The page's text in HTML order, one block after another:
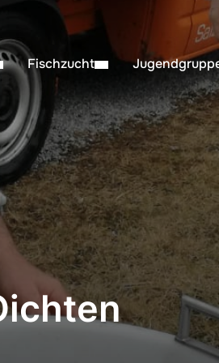
Fischzucht